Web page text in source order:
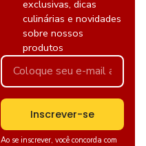
exclusivas, dicas
culinárias e novidades
sobre nossos
produtos
Inscrever-se
Ao se inscrever, você concorda com